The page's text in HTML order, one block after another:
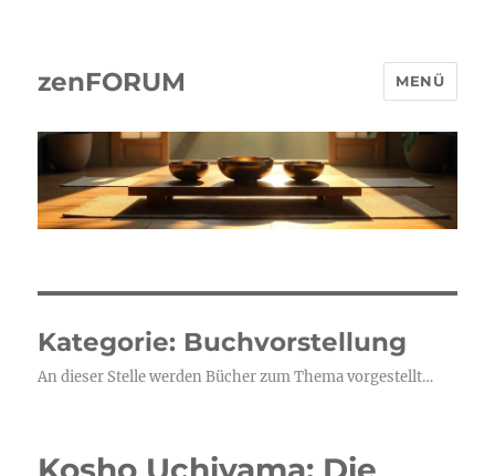
zenFORUM MENÜ
Kategorie: Buchvorstellung
An die­ser Stel­le wer­den Bücher zum The­ma vorgestellt…